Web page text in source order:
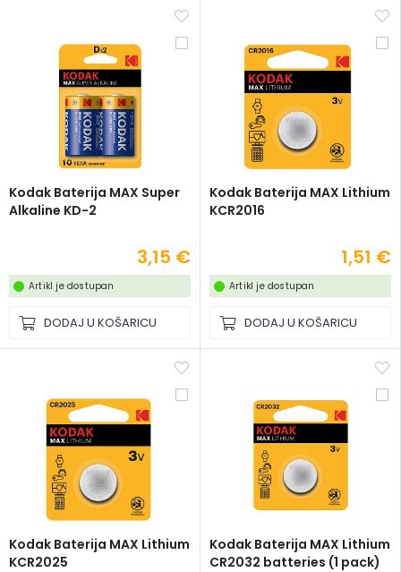
Kodak Baterija MAX Super
Alkaline KD-2
3,15 €
Artikl je dostupan
DODAJ U KOŠARICU
Kodak Baterija MAX Lithium
KCR2016
1,51 €
Artikl je dostupan
DODAJ U KOŠARICU
Kodak Baterija MAX Lithium
KCR2025
Kodak Baterija MAX Lithium
CR2032 batteries (1 pack)